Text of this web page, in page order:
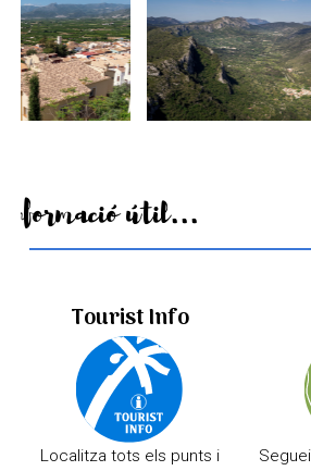
Informació útil...
Tourist Info
Localitza tots els punts i